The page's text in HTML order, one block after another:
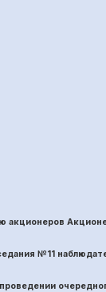
акционеров
№11